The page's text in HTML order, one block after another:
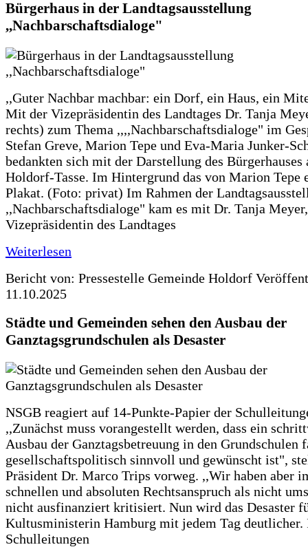
Bürgerhaus in der Landtagsausstellung
,,Nachbarschaftsdialoge"
,,Guter Nachbar machbar: ein Dorf, ein Haus, ein
Mit der Vizepräsidentin des Landtages Dr. Tanja
rechts) zum Thema ,,,,Nachbarschaftsdialoge" im
Stefan Greve, Marion Tepe und Eva-Maria Junker-
bedankten sich mit der Darstellung des Bürgerhauses
Holdorf-Tasse. Im Hintergrund das von Marion Tepe
Plakat. (Foto: privat) Im Rahmen der
,,Nachbarschaftsdialoge" kam es mit Dr. Tanja Meyer,
Vizepräsidentin des Landtages
Weiterlesen
Bericht von: Pressestelle Gemeinde Holdorf
11.10.2025
Städte und Gemeinden sehen den Ausbau der
Ganztagsgrundschulen als Desaster
NSGB reagiert auf 14-Punkte-Papier der
,,Zunächst muss vorangestellt werden, dass ein
Ausbau der Ganztagsbetreuung in den Grundschulen
gesellschaftspolitisch sinnvoll und gewünscht ist",
Präsident Dr. Marco Trips vorweg. ,,Wir haben aber
schnellen und absoluten Rechtsanspruch als nicht
nicht ausfinanziert kritisiert. Nun wird das Desaster
Kultusministerin Hamburg mit jedem Tag deutlicher.
Schulleitungen